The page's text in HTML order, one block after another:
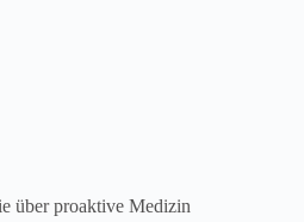
über proaktive Medizin